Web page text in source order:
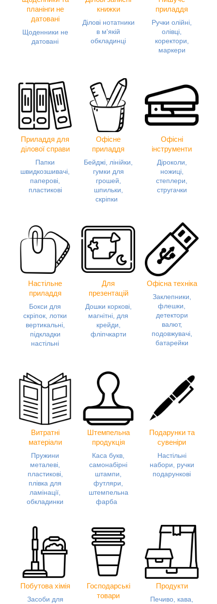
планінги не
датовані
Щоденники не
датовані
книжки
Ділові нотатники
в м'якій
обкладинці
приладдя
Ручки олійні,
олівці,
коректори,
маркери
Приладдя для
ділової справи
Папки
швидкозшивачі,
паперові,
пластикові
Офісне
приладдя
Бейджі, лінійки,
гумки для
грошей,
шпильки,
скріпки
Офісні
інструменти
Діроколи,
ножиці,
степлери,
стругачки
Настільне
приладдя
Бокси для
скріпок, лотки
вертикальні,
підкладки
настільні
Для
презентацій
Дошки коркові,
магнітні, для
крейди,
фліпчкарти
Офісна техніка
Заклепники,
флешки,
детектори
валют,
подовжувачі,
батарейки
Витратні
матеріали
Пружини
металеві,
пластикові,
плівка для
ламінації,
обкладинки
Штемпельна
продукція
Каса букв,
самонабірні
штампи,
футляри,
штемпельна
фарба
Подарунки та
сувеніри
Настільні
набори, ручки
подарункові
Побутова хімія
Засоби для
Господарські
товари
Продукти
Печиво, кава,